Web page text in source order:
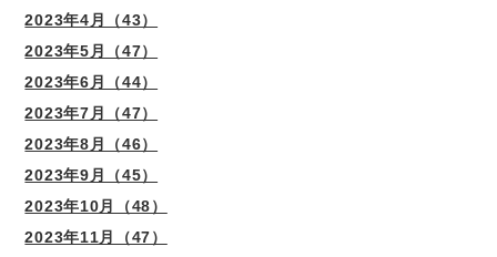
2023年4月（43）
2023年5月（47）
2023年6月（44）
2023年7月（47）
2023年8月（46）
2023年9月（45）
2023年10月（48）
2023年11月（47）